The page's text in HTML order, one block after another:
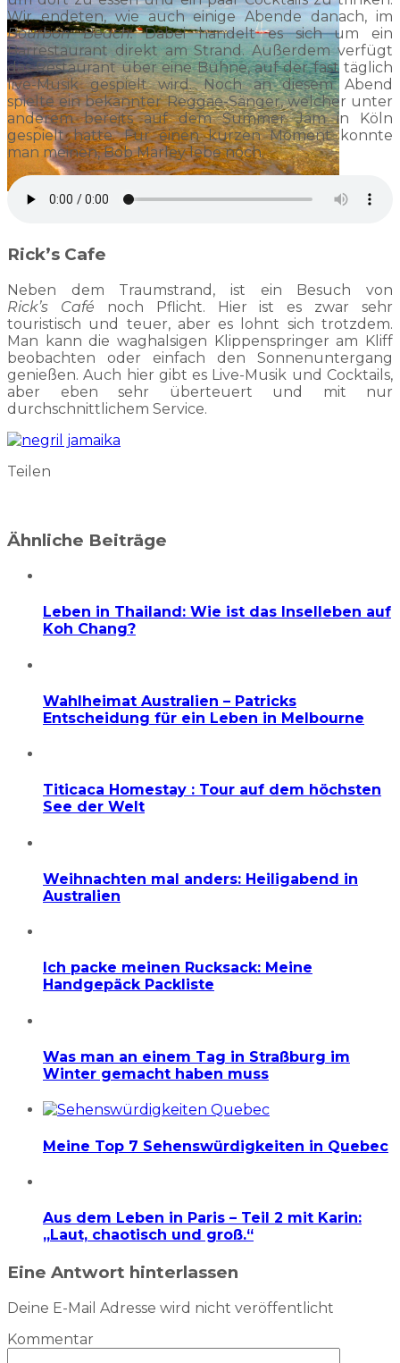
Wir endeten, wie auch einige Abende danach, im
Bourbon Beach.Dabei handelt es sich um ein
Barrestaurant direkt am Strand. Außerdem verfügt
das Restaurant über eine Bühne, auf der fast täglich
live-Musik gespielt wird. Noch an diesem Abend
spielte ein bekannter Reggae-Sänger, welcher unter
anderem bereits auf dem Summer Jam in Köln
gespielt hatte. Für einen kurzen Moment konnte
man meinen, Bob Marley lebe noch.
Rick’s Cafe
Neben dem Traumstrand, ist ein Besuch von
Rick’s Café noch Pflicht. Hier ist es zwar sehr
touristisch und teuer, aber es lohnt sich trotzdem.
Man kann die waghalsigen Klippenspringer am Kliff
beobachten oder einfach den Sonnenuntergang
genießen. Auch hier gibt es Live-Musik und Cocktails,
aber eben sehr überteuert und mit nur
durchschnittlichem Service.
Teilen
Ähnliche Beiträge
Leben in Thailand: Wie ist das Inselleben auf
Koh Chang?
Wahlheimat Australien – Patricks
Entscheidung für ein Leben in Melbourne
Titicaca Homestay : Tour auf dem höchsten
See der Welt
Weihnachten mal anders: Heiligabend in
Australien
Ich packe meinen Rucksack: Meine
Handgepäck Packliste
Was man an einem Tag in Straßburg im
Winter gemacht haben muss
Meine Top 7 Sehenswürdigkeiten in Quebec
Aus dem Leben in Paris – Teil 2 mit Karin:
„Laut, chaotisch und groß.“
Eine Antwort hinterlassen
Deine E-Mail Adresse wird nicht veröffentlicht
Kommentar